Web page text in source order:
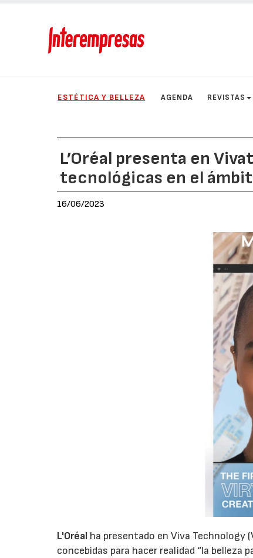
ESTÉTICA Y BELLEZA AGENDA REVISTAS
L’Oréal presenta en
tecnológicas en el
16/06/2023
L'Oréal ha presentado en Viva Technology
concebidas para hacer realidad “la belleza